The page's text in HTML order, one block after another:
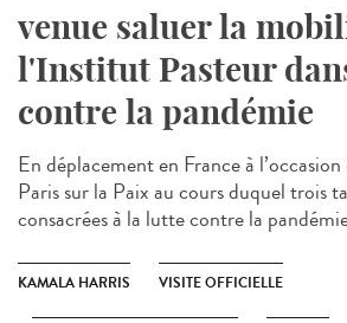
venue saluer la
l'Institut Pasteur
contre la pandémie
En déplacement en France à
Paris sur la Paix au cours duquel trois
consacrées à la lutte contre la
KAMALA HARRIS VISITE OFFICIELLE